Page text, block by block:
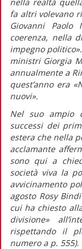
fa altri volevano
Giovanni
coerenza, nella
impegno politico».
ministri Giorgia
annualmente a
quest’anno era
nuovi».
Nel suo ampio
successi dei
estera che nella
acclamante
sono qui a
società viva la
avvicinamento
agosto Rosy
cui ha chiesto
divisione»
rispettando il
numero a p. 555).